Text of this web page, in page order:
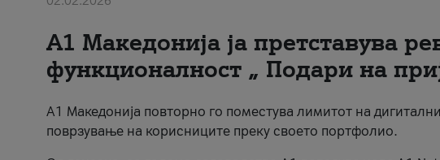
А1 Македонија ја претставува
функционалност „ Подари на
А1 Македонија повторно го поместува лимитот на
поврзување на корисниците преку своето портфолио.